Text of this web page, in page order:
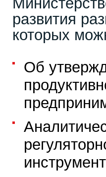
развития
которых
Об